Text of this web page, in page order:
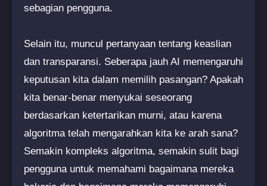
sebagian pengguna.
Selain itu, muncul pertanyaan tentang keaslian
dan transparansi. Seberapa jauh AI memengaruhi
keputusan kita dalam memilih pasangan? Apakah
kita benar-benar menyukai seseorang
berdasarkan ketertarikan murni, atau karena
algoritma telah mengarahkan kita ke arah sana?
Semakin kompleks algoritma, semakin sulit bagi
pengguna untuk memahami bagaimana mereka